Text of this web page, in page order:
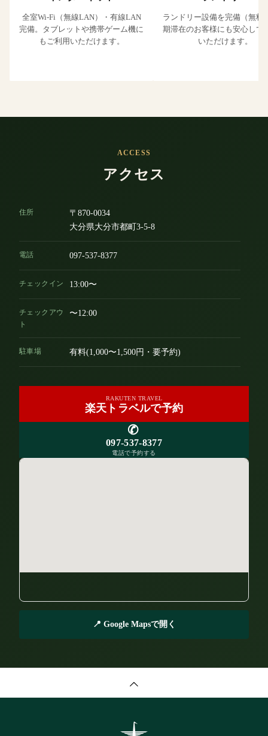
全室Wi-Fi（無線LAN）・有線LAN
完備。タブレットや携帯ゲーム機に
もご利用いただけます。
ランドリー設備を完備（無料
期滞在のお客様にも安心して
いただけます。
ACCESS
アクセス
住所
〒870-0034
大分県大分市都町3-5-8
電話 097-537-8377
チェックイン 13:00〜
チェックアウ
ト
〜12:00
駐車場 有料(1,000〜1,500円・要予約)
RAKUTEN TRAVEL
楽天トラベルで予約
✆
097-537-8377
電話で予約する
📍 Google Mapsで開く